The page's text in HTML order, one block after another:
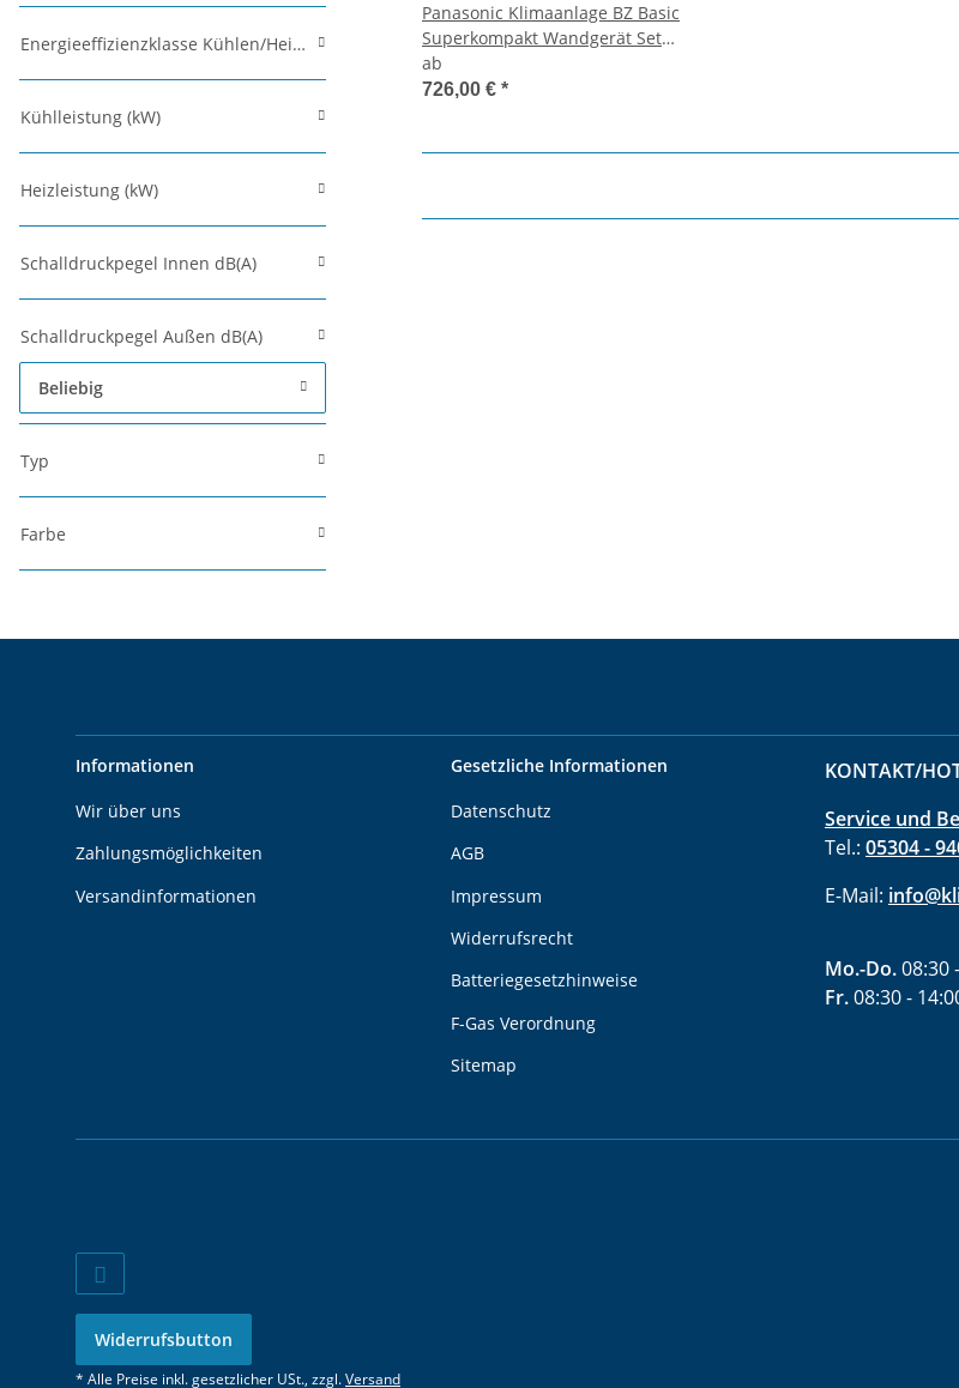
Panasonic Klimaanlage BZ Basic
Superkompakt Wandgerät Set
2,5 kW bis 6,0 kW
ab
726,00 € *
Energieeffizienzklasse Kühlen/Heizen
Kühlleistung (kW)
Heizleistung (kW)
Schalldruckpegel Innen dB(A)
Schalldruckpegel Außen dB(A)
Beliebig
Typ
Farbe
Informationen
Wir über uns
Zahlungsmöglichkeiten
Versandinformationen
Gesetzliche Informationen
Datenschutz
AGB
Impressum
Widerrufsrecht
Batteriegesetzhinweise
F-Gas Verordnung
Sitemap
KONTAKT/
Service und
Tel.: 05304 -
E-Mail:
Mo.-Do.08:30
Fr.08:30 -
Widerrufsbutton
* Alle Preise inkl. gesetzlicher USt., zzgl.Versand